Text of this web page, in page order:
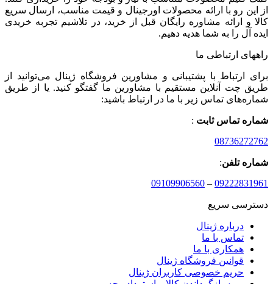
از این رو با ارائه محصولات اورجینال و قیمت مناسب، ارسال سریع
کالا و ارائه مشاوره رایگان قبل از خرید، در تلاشیم تجربه خریدی
ایده آل را به شما هدیه دهیم.
راههای ارتباطی ما
برای ارتباط با پشتیبانی و مشاورین فروشگاه ژینال می‌توانید از
طریق چت آنلاین مستقیم با مشاورین ما گفتگو کنید. یا از طریق
شماره‌های تماس زیر با ما در ارتباط باشید:
شماره تماس ثابت :
08736272762
شماره تلفن:
09222831961
–
09109906560
دسترسی سریع
درباره ژینال
تماس با ما
همکاری با ما
قوانین فروشگاه ژینال
حریم خصوصی کاربران ژینال